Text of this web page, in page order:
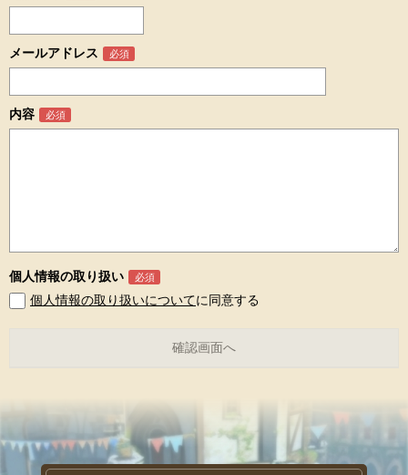
メールアドレス
内容
個人情報の取り扱い
個人情報の取り扱いについてに同意する